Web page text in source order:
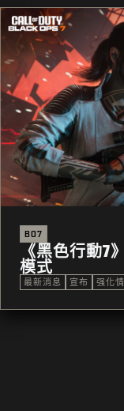
BO7
《黑色行動7
模式
最新消息 宣布 强化